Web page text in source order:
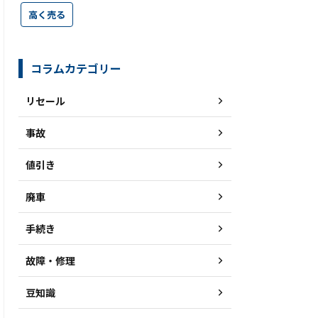
高く売る
コラムカテゴリー
リセール
事故
値引き
廃車
手続き
故障・修理
豆知識